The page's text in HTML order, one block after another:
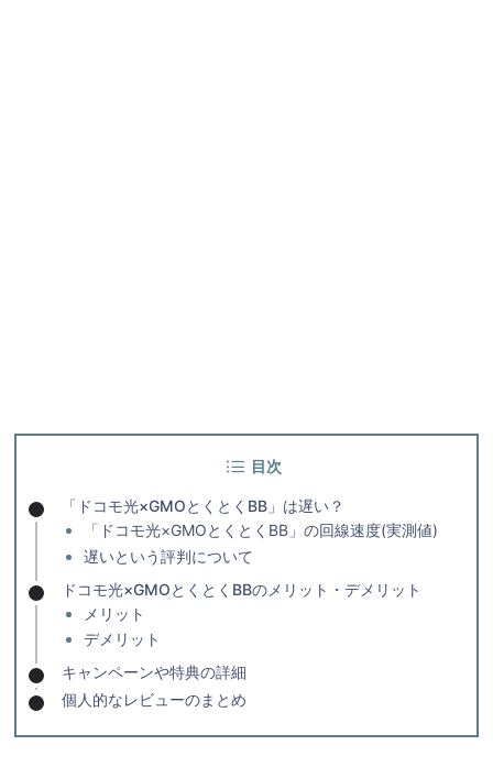
目次
「ドコモ光×GMOとくとくBB」は遅い？
「ドコモ光×GMOとくとくBB」の回線速度(実測値)
遅いという評判について
ドコモ光×GMOとくとくBBのメリット・デメリット
メリット
デメリット
キャンペーンや特典の詳細
個人的なレビューのまとめ